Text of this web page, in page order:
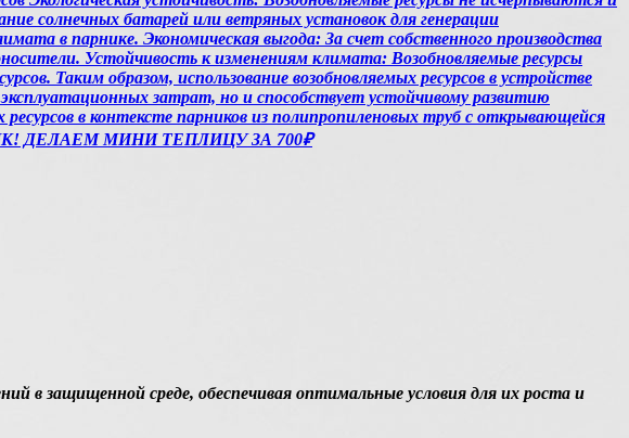
солнечных батарей или ветряных установок для генерации
в парнике. Экономическая выгода: За счет собственного производства
Устойчивость к изменениям климата: Возобновляемые ресурсы
Таким образом, использование возобновляемых ресурсов в устройстве
затрат, но и способствует устойчивому развитию
в контексте парников из полипропиленовых труб с открывающейся
ДЕЛАЕМ МИНИ ТЕПЛИЦУ ЗА 700₽
в защищенной среде, обеспечивая оптимальные условия для их роста и